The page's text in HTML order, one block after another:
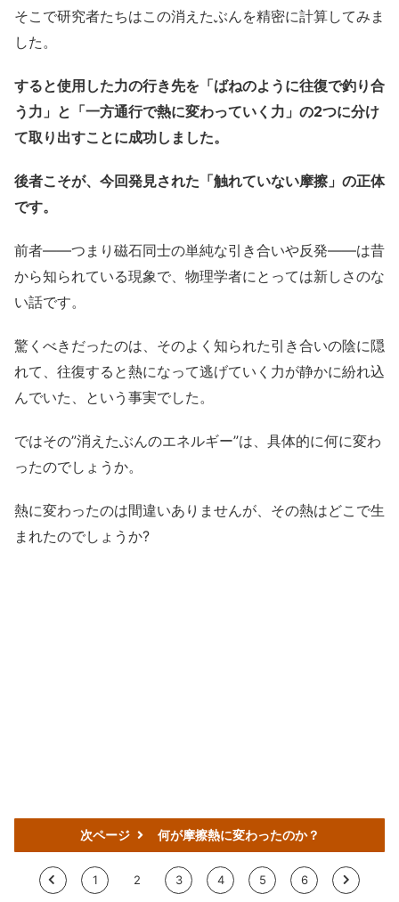
そこで研究者たちはこの消えたぶんを精密に計算してみま
した。
すると使用した力の行き先を「ばねのように往復で釣り合
う力」と「一方通行で熱に変わっていく力」の2つに分け
て取り出すことに成功しました。
後者こそが、今回発見された「触れていない摩擦」の正体
です。
前者――つまり磁石同士の単純な引き合いや反発――は昔
から知られている現象で、物理学者にとっては新しさのな
い話です。
驚くべきだったのは、そのよく知られた引き合いの陰に隠
れて、往復すると熱になって逃げていく力が静かに紛れ込
んでいた、という事実でした。
ではその”消えたぶんのエネルギー”は、具体的に何に変わ
ったのでしょうか。
熱に変わったのは間違いありませんが、その熱はどこで生
まれたのでしょうか?
次ページ 何が摩擦熱に変わったのか？
< 1 2 3 4 5 6 >